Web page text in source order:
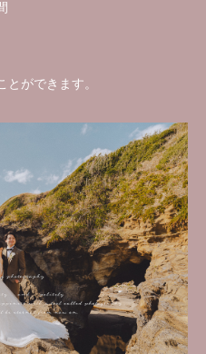
とができます。